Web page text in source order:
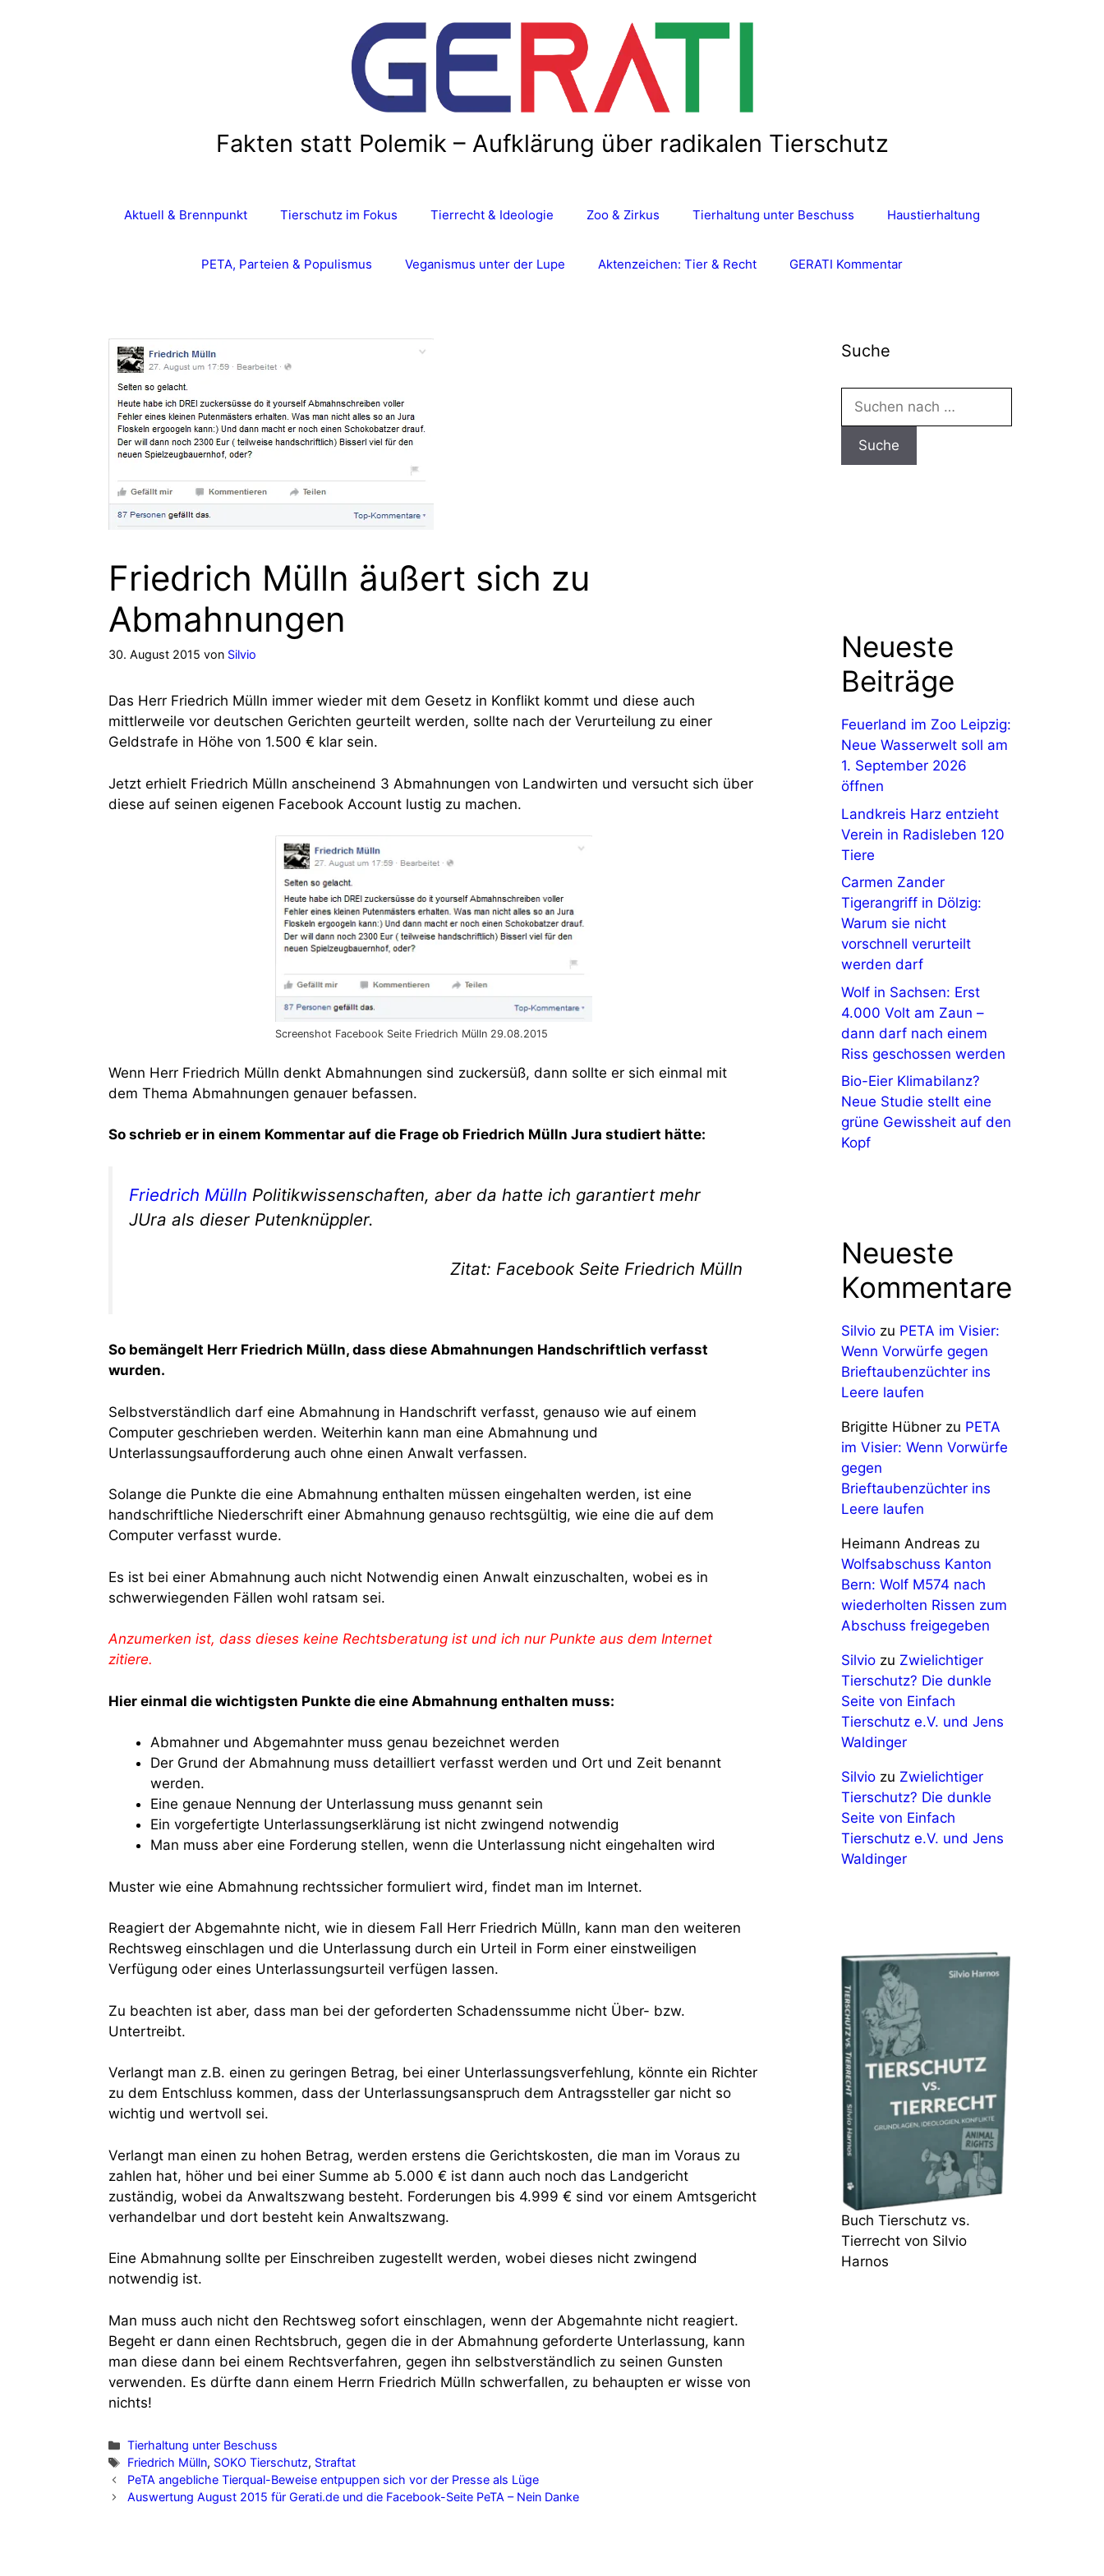
Fakten statt Polemik – Aufklärung über radikalen Tierschutz
Aktuell & Brennpunkt Tierschutz im Fokus Tierrecht & Ideologie Zoo & Zirkus Tierhaltung unter Beschuss Haustierhaltung
PETA, Parteien & Populismus Veganismus unter der Lupe Aktenzeichen: Tier & Recht GERATI Kommentar
Friedrich Mülln äußert sich zu
Abmahnungen
30. August 2015 von Silvio
Das Herr Friedrich Mülln immer wieder mit dem Gesetz in Konflikt kommt und diese auch
mittlerweile vor deutschen Gerichten geurteilt werden, sollte nach der Verurteilung zu einer
Geldstrafe in Höhe von 1.500 € klar sein.
Jetzt erhielt Friedrich Mülln anscheinend 3 Abmahnungen von Landwirten und versucht sich über
diese auf seinen eigenen Facebook Account lustig zu machen.
Screenshot Facebook Seite Friedrich Mülln 29.08.2015
Wenn Herr Friedrich Mülln denkt Abmahnungen sind zuckersüß, dann sollte er sich einmal mit
dem Thema Abmahnungen genauer befassen.
So schrieb er in einem Kommentar auf die Frage ob Friedrich Mülln Jura studiert hätte:
Friedrich Mülln Politikwissenschaften, aber da hatte ich garantiert mehr
JUra als dieser Putenknüppler.
Zitat: Facebook Seite Friedrich Mülln
So bemängelt Herr Friedrich Mülln, dass diese Abmahnungen Handschriftlich verfasst
wurden.
Selbstverständlich darf eine Abmahnung in Handschrift verfasst, genauso wie auf einem
Computer geschrieben werden. Weiterhin kann man eine Abmahnung und
Unterlassungsaufforderung auch ohne einen Anwalt verfassen.
Solange die Punkte die eine Abmahnung enthalten müssen eingehalten werden, ist eine
handschriftliche Niederschrift einer Abmahnung genauso rechtsgültig, wie eine die auf dem
Computer verfasst wurde.
Es ist bei einer Abmahnung auch nicht Notwendig einen Anwalt einzuschalten, wobei es in
schwerwiegenden Fällen wohl ratsam sei.
Anzumerken ist, dass dieses keine Rechtsberatung ist und ich nur Punkte aus dem Internet
zitiere.
Hier einmal die wichtigsten Punkte die eine Abmahnung enthalten muss:
Abmahner und Abgemahnter muss genau bezeichnet werden
Der Grund der Abmahnung muss detailliert verfasst werden und Ort und Zeit benannt
werden.
Eine genaue Nennung der Unterlassung muss genannt sein
Ein vorgefertigte Unterlassungserklärung ist nicht zwingend notwendig
Man muss aber eine Forderung stellen, wenn die Unterlassung nicht eingehalten wird
Muster wie eine Abmahnung rechtssicher formuliert wird, findet man im Internet.
Reagiert der Abgemahnte nicht, wie in diesem Fall Herr Friedrich Mülln, kann man den weiteren
Rechtsweg einschlagen und die Unterlassung durch ein Urteil in Form einer einstweiligen
Verfügung oder eines Unterlassungsurteil verfügen lassen.
Zu beachten ist aber, dass man bei der geforderten Schadenssumme nicht Über- bzw.
Untertreibt.
Verlangt man z.B. einen zu geringen Betrag, bei einer Unterlassungsverfehlung, könnte ein Richter
zu dem Entschluss kommen, dass der Unterlassungsanspruch dem Antragssteller gar nicht so
wichtig und wertvoll sei.
Verlangt man einen zu hohen Betrag, werden erstens die Gerichtskosten, die man im Voraus zu
zahlen hat, höher und bei einer Summe ab 5.000 € ist dann auch noch das Landgericht
zuständig, wobei da Anwaltszwang besteht. Forderungen bis 4.999 € sind vor einem Amtsgericht
verhandelbar und dort besteht kein Anwaltszwang.
Eine Abmahnung sollte per Einschreiben zugestellt werden, wobei dieses nicht zwingend
notwendig ist.
Man muss auch nicht den Rechtsweg sofort einschlagen, wenn der Abgemahnte nicht reagiert.
Begeht er dann einen Rechtsbruch, gegen die in der Abmahnung geforderte Unterlassung, kann
man diese dann bei einem Rechtsverfahren, gegen ihn selbstverständlich zu seinen Gunsten
verwenden. Es dürfte dann einem Herrn Friedrich Mülln schwerfallen, zu behaupten er wisse von
nichts!
Tierhaltung unter Beschuss
Friedrich Mülln, SOKO Tierschutz, Straftat
PeTA angebliche Tierqual-Beweise entpuppen sich vor der Presse als Lüge
Auswertung August 2015 für Gerati.de und die Facebook-Seite PeTA – Nein Danke
Suche
Neueste
Beiträge
Feuerland im Zoo Leipzig:
Neue Wasserwelt soll am
1. September 2026
öffnen
Landkreis Harz entzieht
Verein in Radisleben 120
Tiere
Carmen Zander
Tigerangriff in Dölzig:
Warum sie nicht
vorschnell verurteilt
werden darf
Wolf in Sachsen: Erst
4.000 Volt am Zaun –
dann darf nach einem
Riss geschossen werden
Bio-Eier Klimabilanz?
Neue Studie stellt eine
grüne Gewissheit auf den
Kopf
Neueste
Kommentare
Silvio zu PETA im Visier:
Wenn Vorwürfe gegen
Brieftaubenzüchter ins
Leere laufen
Brigitte Hübner zu PETA
im Visier: Wenn Vorwürfe
gegen
Brieftaubenzüchter ins
Leere laufen
Heimann Andreas zu
Wolfsabschuss Kanton
Bern: Wolf M574 nach
wiederholten Rissen zum
Abschuss freigegeben
Silvio zu Zwielichtiger
Tierschutz? Die dunkle
Seite von Einfach
Tierschutz e.V. und Jens
Waldinger
Silvio zu Zwielichtiger
Tierschutz? Die dunkle
Seite von Einfach
Tierschutz e.V. und Jens
Waldinger
Buch Tierschutz vs.
Tierrecht von Silvio
Harnos